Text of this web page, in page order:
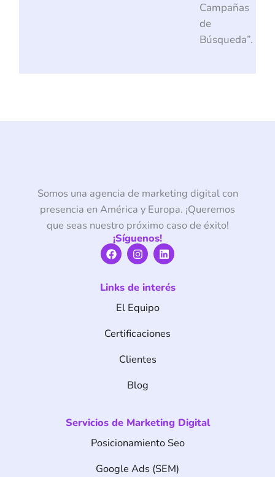
Campañas
de
Búsqueda”.
Somos una agencia de marketing digital con
presencia en América y Europa. ¡Queremos
que seas nuestro próximo caso de éxito!
¡Síguenos!
F
a
c
b
I
n
s
a
r
m
L
i
n
k
e
Links de interés
El Equipo
Certificaciones
Clientes
Blog
Servicios de Marketing Digital
Posicionamiento Seo
Google Ads (SEM)